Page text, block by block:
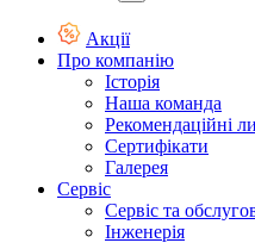
Акції
Про компанію
Історія
Наша команда
Рекомендаційні
Сертифікати
Галерея
Сервіс
Сервіс та
Інженерія